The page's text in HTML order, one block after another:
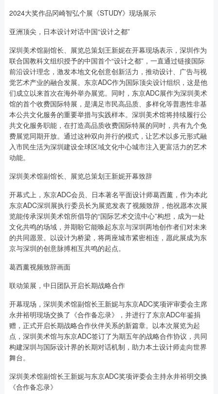
2024大奖作品冈崎智弘个展《STUDY》现场展示
亚洲顶尖，日本设计对话中国“设计之都”
深圳美术馆副馆长、展览总策划王新妮在开幕现场表示，深圳作为
联合国教科文组织授予的中国首个“设计之都”，一直通过链接国际
前沿设计理念，激发本地文化创意创新活力，推动设计、广告与视
觉艺术产业的融合发展。东京ADC作为国际顶尖设计组织，这是他
们成立以来首次在海外举办展览。同时，东京ADC展作为深圳美术
馆的首个收费国际特展，是满足市民高品质、多样化等普惠性非基
本公共文化服务的重要举措与实践样本。深圳美术馆将持续履行公
共文化服务职能，在打造高品质收费国际特展的同时，共有九个免
费展览同期开放。通过这种双向并行的模式，让艺术以多元形式融
入市民生活为深圳建设全球区域文化中心城市注入更富活力的艺术
动能。
深圳美术馆副馆长、展览总策划王新妮开幕致辞
开幕式上，东京ADC会员、日本著名平面设计师葛西薰，作为本此
东京ADC深圳展执行委员长为展览发表了视频致辞，他祝愿本次展
览能传承深圳美术馆所倡导的“国际艺术交流中心”构想，成为一处
文化共鸣的场域，并期盼它能唤起东京与深圳两地创作者们对未来
的共同愿景。以设计为桥梁，将两座城市紧密相连，愿此展成为东
京与深圳的创意脉搏相互共鸣的起点。
葛西薰视频致辞画面
联动策展，中日团队开启长期战略合作
开幕现场，深圳美术馆副馆长王新妮与东京ADC奖项评审委会主席
永井裕明现场交换了《合作备忘录》，并进行了东京ADC年鉴捐
赠，正式开启长期战略合作伙伴关系的新篇章。以本次展览为起
点，深圳美术馆与东京ADC签订了为期五年的战略合作协议，共同
构建深圳与国际设计界的长期对话机制，助力本土设计师走向世界
舞台。
深圳美术馆副馆长王新妮与东京ADC奖项评委会主持永井裕明交换
《合作备忘录》